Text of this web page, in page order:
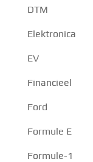
DTM
Elektronica
EV
Financieel
Ford
Formule E
Formule-1